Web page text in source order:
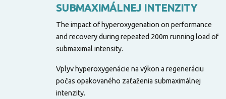
SUBMAXIMÁLNEJ INTENZITY
The impact of hyperoxygenation on performance
and recovery during repeated 200m running load of
submaximal intensity.
Vplyv hyperoxygenácie na výkon a regeneráciu
počas opakovaného zaťaženia submaximálnej
intenzity.